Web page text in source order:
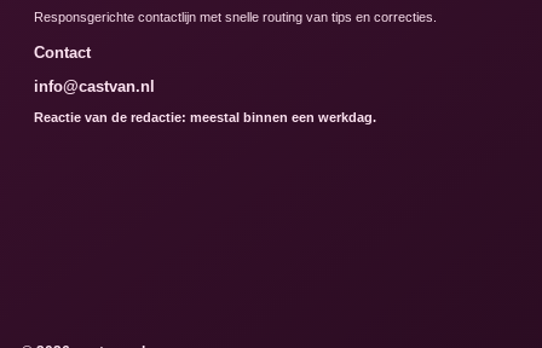
Responsgerichte contactlijn met snelle routing van tips en correcties.
Contact
info@castvan.nl
Reactie van de redactie: meestal binnen een werkdag.